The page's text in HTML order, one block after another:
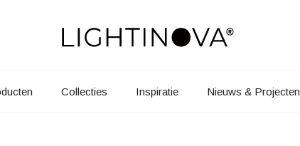
Collecties Inspiratie Nieuws & Projecten